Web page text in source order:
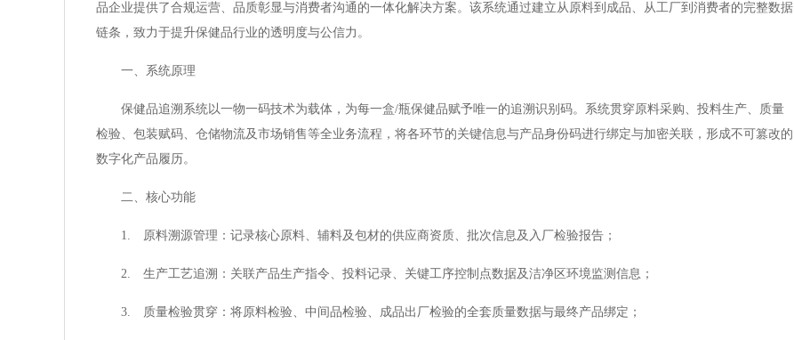
品企业提供了合规运营、品质彰显与消费者沟通的一体化解决方案。该系统通过建立从原料到成品、从工厂到消费者的完整数据
链条，致力于提升保健品行业的透明度与公信力。
一、系统原理
保健品追溯系统以一物一码技术为载体，为每一盒/瓶保健品赋予唯一的追溯识别码。系统贯穿原料采购、投料生产、质量
检验、包装赋码、仓储物流及市场销售等全业务流程，将各环节的关键信息与产品身份码进行绑定与加密关联，形成不可篡改的
数字化产品履历。
二、核心功能
1. 原料溯源管理：记录核心原料、辅料及包材的供应商资质、批次信息及入厂检验报告；
2. 生产工艺追溯：关联产品生产指令、投料记录、关键工序控制点数据及洁净区环境监测信息；
3. 质量检验贯穿：将原料检验、中间品检验、成品出厂检验的全套质量数据与最终产品绑定；